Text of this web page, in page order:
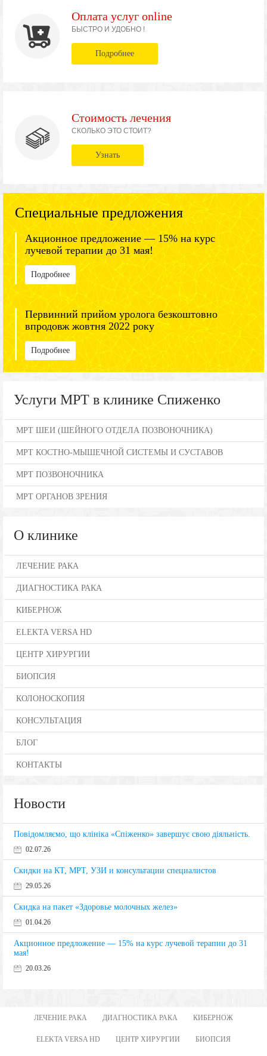
Оплата услуг online
БЫСТРО И УДОБНО !
Подробнее
Стоимость лечения
СКОЛЬКО ЭТО СТОИТ?
Узнать
Специальные предложения
Акционное предложение — 15% на курс
лучевой терапии до 31 мая!
Подробнее
Первинний прийом уролога безкоштовно
впродовж жовтня 2022 року
Подробнее
Услуги МРТ в клинике Спиженко
МРТ ШЕИ (ШЕЙНОГО ОТДЕЛА ПОЗВОНОЧНИКА)
МРТ КОСТНО-МЫШЕЧНОЙ СИСТЕМЫ И СУСТАВОВ
МРТ ПОЗВОНОЧНИКА
МРТ ОРГАНОВ ЗРЕНИЯ
О клинике
ЛЕЧЕНИЕ РАКА
ДИАГНОСТИКА РАКА
КИБЕРНОЖ
ELEKTA VERSA HD
ЦЕНТР ХИРУРГИИ
БИОПСИЯ
КОЛОНОСКОПИЯ
КОНСУЛЬТАЦИЯ
БЛОГ
КОНТАКТЫ
Новости
Повідомляємо, що клініка «Спіженко» завершує свою діяльність.
02.07.26
Скидки на КТ, МРТ, УЗИ и консультации специалистов
29.05.26
Скидка на пакет «Здоровье молочных желез»
01.04.26
Акционное предложение — 15% на курс лучевой терапии до 31
мая!
20.03.26
ЛЕЧЕНИЕ РАКА ДИАГНОСТИКА РАКА КИБЕРНОЖ
ELEKTA VERSA HD ЦЕНТР ХИРУРГИИ БИОПСИЯ